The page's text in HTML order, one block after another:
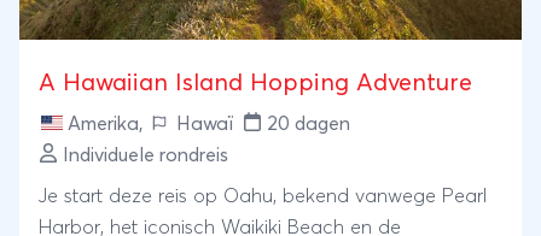
A Hawaiian Island Hopping Adventure
Amerika, Hawaï
20 dagen
Individuele rondreis
Je start deze reis op Oahu, bekend vanwege Pearl
Harbor, het iconisch Waikiki Beach en de